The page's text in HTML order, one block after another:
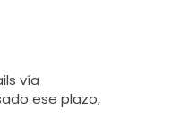
vía
ese plazo,